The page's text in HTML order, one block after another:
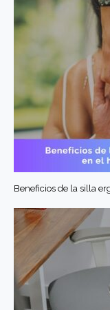
Beneficios de la silla